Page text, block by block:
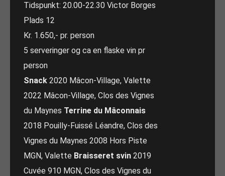
Tidspunkt: 20.00-22.30 Victor Borges
Plads 12
Kr. 1.650,- pr. person
5 serveringer og ca en flaske vin pr
person
Snack 2020 Mâcon-Village, Valette
2022 Mâcon-Village, Clos des Vignes
du Maynes Terrine du Mâconnais
2018 Pouilly-Fuissé Léandre, Clos des
Vignes du Maynes 2008 Hors Piste
MGN, Valette Braisseret svin 2019
Cuvée 910 MGN, Clos des Vignes du